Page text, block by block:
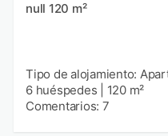
null 120 m²
Tipo de alojamiento:
6 huéspedes
120 m²
Comentarios: 7